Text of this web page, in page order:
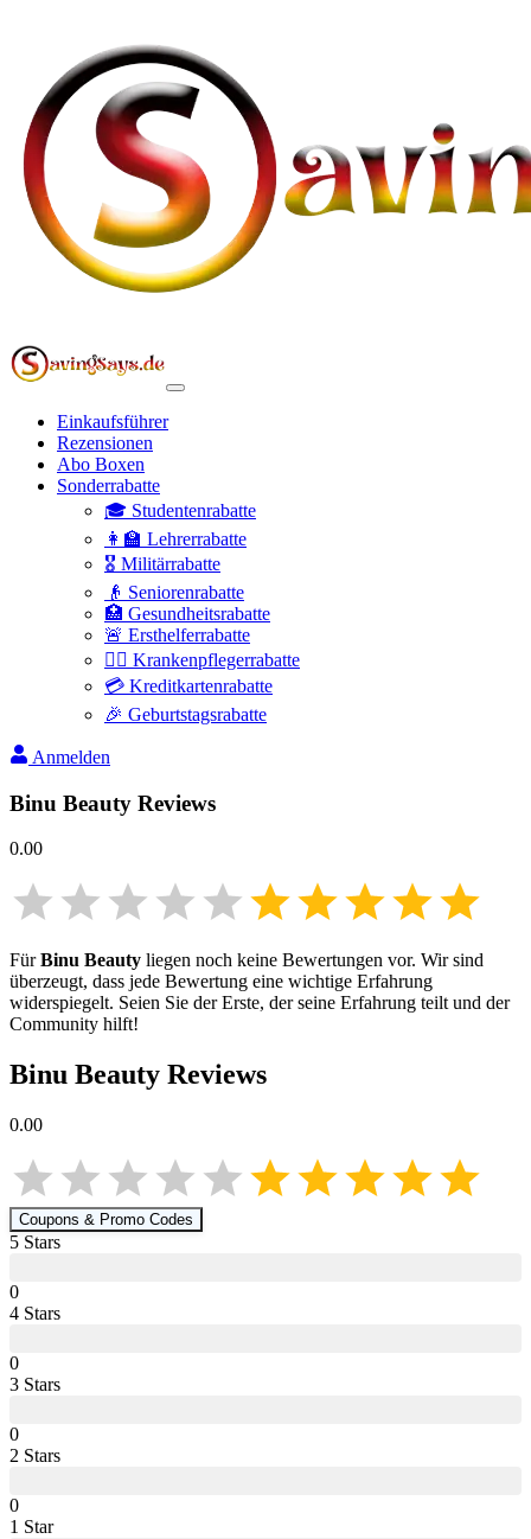
Einkaufsführer
Rezensionen
Abo Boxen
Sonderrabatte
🎓 Studentenrabatte
👩‍🏫 Lehrerrabatte
🎖️ Militärrabatte
👴 Seniorenrabatte
🏥 Gesundheitsrabatte
🚨 Ersthelferrabatte
👩‍⚕️ Krankenpflegerrabatte
💳 Kreditkartenrabatte
🎉 Geburtstagsrabatte
Anmelden
Binu Beauty Reviews
0.00
FürBinu Beauty liegen noch keine Bewertungen vor. Wir sind
überzeugt, dass jede Bewertung eine wichtige Erfahrung
widerspiegelt. Seien Sie der Erste, der seine Erfahrung teilt und der
Community hilft!
Binu Beauty Reviews
0.00
Coupons & Promo Codes
5 Stars
0
4 Stars
0
3 Stars
0
2 Stars
0
1 Star